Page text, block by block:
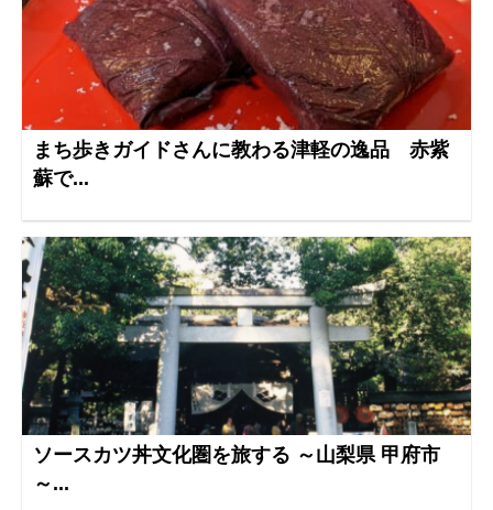
まち歩きガイドさんに教わる津軽の逸品 赤紫
蘇で...
ソースカツ丼文化圏を旅する ～山梨県 甲府市
～...